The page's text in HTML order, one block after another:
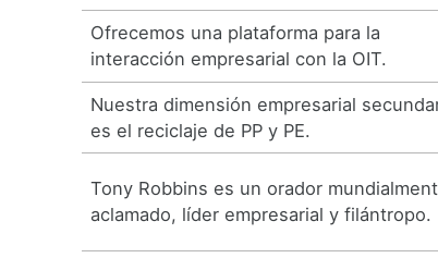
Ofrecemos una plataforma para la
interacción empresarial con la OIT.
Nuestra dimensión empresarial
es el reciclaje de PP y PE.
Tony Robbins es un orador
aclamado, líder empresarial y filántropo.